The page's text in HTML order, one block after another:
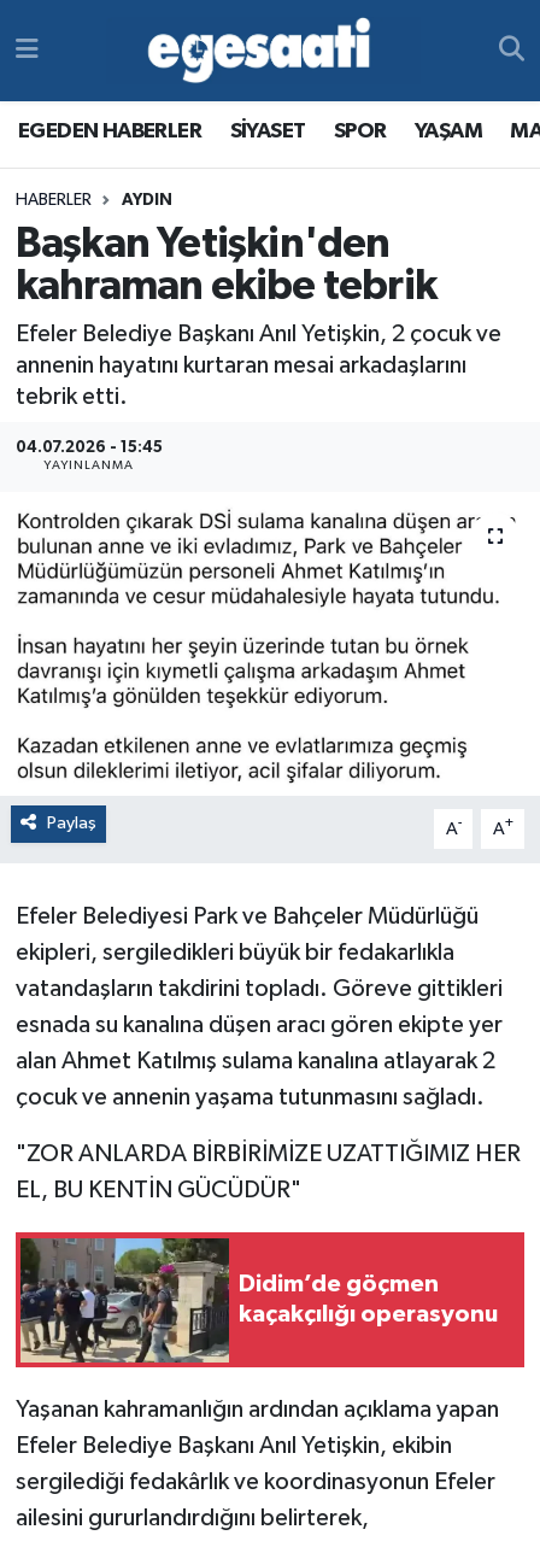
EGEDEN HABERLER SİYASET SPOR YAŞAM
HABERLER AYDIN
Başkan Yetişkin'den
kahraman ekibe tebrik
Efeler Belediye Başkanı Anıl Yetişkin, 2 çocuk ve
annenin hayatını kurtaran mesai arkadaşlarını
tebrik etti.
04.07.2026 - 15:45
YAYINLANMA
Paylaş A- A+
Efeler Belediyesi Park ve Bahçeler Müdürlüğü
ekipleri, sergiledikleri büyük bir fedakarlıkla
vatandaşların takdirini topladı. Göreve gittikleri
esnada su kanalına düşen aracı gören ekipte yer
alan Ahmet Katılmış sulama kanalına atlayarak 2
çocuk ve annenin yaşama tutunmasını sağladı.
"ZOR ANLARDA BİRBİRİMİZE UZATTIĞIMIZ HER
EL, BU KENTİN GÜCÜDÜR"
Didim’de göçmen
kaçakçılığı operasyonu
Yaşanan kahramanlığın ardından açıklama yapan
Efeler Belediye Başkanı Anıl Yetişkin, ekibin
sergilediği fedakârlık ve koordinasyonun Efeler
ailesini gururlandırdığını belirterek,
MAGAZİN
RESMİ REKLAMLAR
YAŞAM
MAGAZİN
RESMİ REKLAMLAR
Egemax TV
Tüm Manşetler
Son Dakika Haberleri
Haber Arşivi